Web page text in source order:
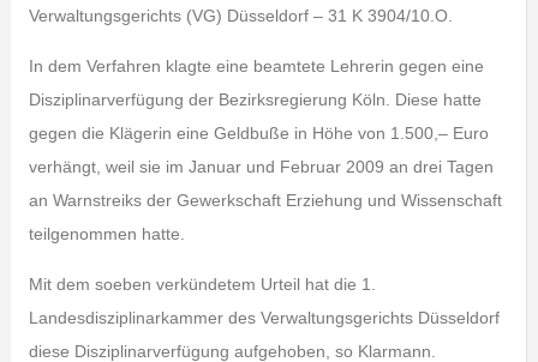
Verwaltungsgerichts (VG) Düsseldorf – 31 K 3904/10.O.
In dem Verfahren klagte eine beamtete Lehrerin gegen eine
Disziplinarverfügung der Bezirksregierung Köln. Diese hatte
gegen die Klägerin eine Geldbuße in Höhe von 1.500,– Euro
verhängt, weil sie im Januar und Februar 2009 an drei Tagen
an Warnstreiks der Gewerkschaft Erziehung und Wissenschaft
teilgenommen hatte.
Mit dem soeben verkündetem Urteil hat die 1.
Landesdisziplinarkammer des Verwaltungsgerichts Düsseldorf
diese Disziplinarverfügung aufgehoben, so Klarmann.